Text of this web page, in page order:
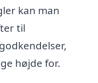
kan man
til
højde for.